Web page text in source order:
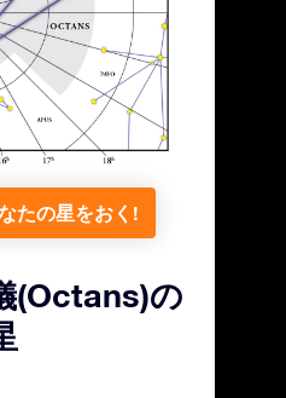
たの星をおく!
(Octans)の